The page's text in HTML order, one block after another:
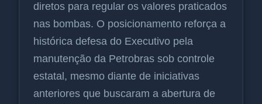
diretos para regular os valores praticados
nas bombas. O posicionamento reforça a
histórica defesa do Executivo pela
manutenção da Petrobras sob controle
estatal, mesmo diante de iniciativas
anteriores que buscaram a abertura de